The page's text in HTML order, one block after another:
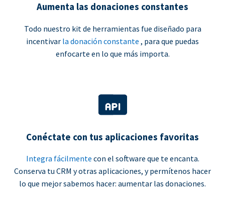
Aumenta las donaciones constantes
Todo nuestro kit de herramientas fue diseñado para
incentivar la donación constante , para que puedas
enfocarte en lo que más importa.
Conéctate con tus aplicaciones favoritas
Integra fácilmente con el software que te encanta.
Conserva tu CRM y otras aplicaciones, y permítenos hacer
lo que mejor sabemos hacer: aumentar las donaciones.